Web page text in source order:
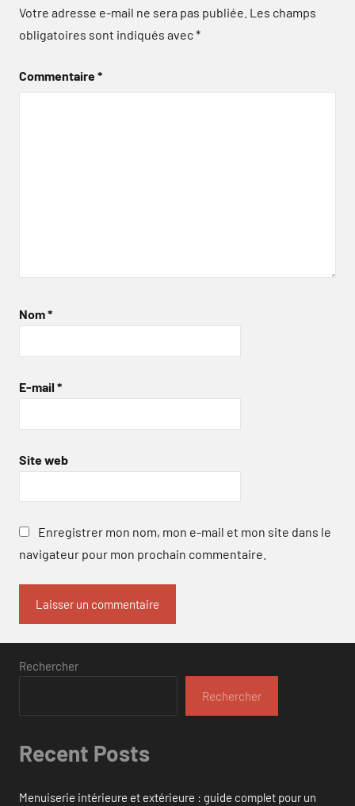
Votre adresse e-mail ne sera pas publiée. Les champs
obligatoires sont indiqués avec*
Commentaire*
Nom*
E-mail *
Site web
Enregistrer mon nom, mon e-mail et mon site dans le
navigateur pour mon prochain commentaire.
Rechercher
Rechercher
Recent Posts
Menuiserie intérieure et extérieure : guide complet pour un